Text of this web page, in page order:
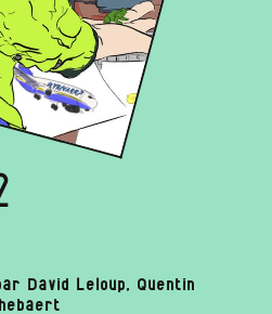
David Leloup, Quentin